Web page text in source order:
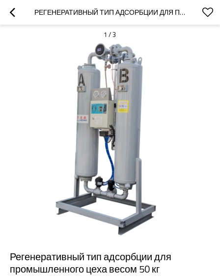
РЕГЕНЕРАТИВНЫЙ ТИП АДСОРБЦИИ ДЛЯ ПРОМЫШЛЕННОГО ЦЕХА ВЕСОМ 50 КГ
1 /3
Регенеративный тип адсорбции для
промышленного цеха весом 50 кг